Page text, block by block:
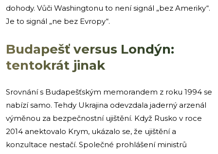
dohody. Vůči Washingtonu to není signál „bez Ameriky“.
Je to signál „ne bez Evropy“.
Budapešť versus Londýn:
tentokrát jinak
Srovnání s Budapešťským memorandem z roku 1994 se
nabízí samo. Tehdy Ukrajina odevzdala jaderný arzenál
výměnou za bezpečnostní ujištění. Když Rusko v roce
2014 anektovalo Krym, ukázalo se, že ujištění a
konzultace nestačí. Společné prohlášení ministrů